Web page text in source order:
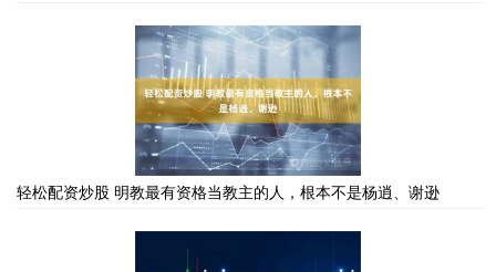
轻松配资炒股 明教最有资格当教主的人，根本不是杨逍、谢逊